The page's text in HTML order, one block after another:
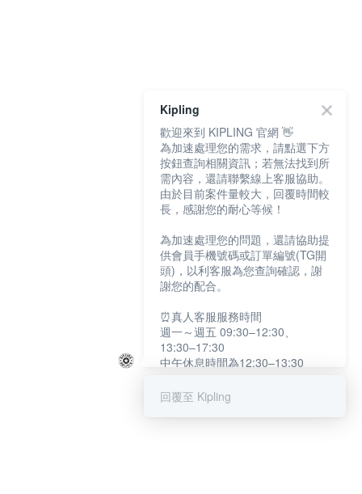
Kipling
歡迎來到 KIPLING 官網 👋
為加速處理您的需求，請點選下方
按鈕查詢相關資訊；若無法找到所
需內容，還請聯繫線上客服協助。
由於目前案件量較大，回覆時間較
長，感謝您的耐心等候！
為加速處理您的問題，還請協助提
供會員手機號碼或訂單編號(TG開
頭)，以利客服為您查詢確認，謝
謝您的配合。
⏰真人客服服務時間
週一～週五 09:30–12:30、
13:30–17:30
中午休息時間為12:30–13:30
提醒您：系統會自動已讀訊息，如
回覆至 Kipling